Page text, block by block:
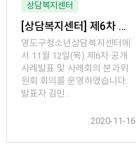
상담복지센터
[상담복지센터] 제6차 공개사례발표 및 사례회의 분과위원회 회의
영도구청소년상담복지센터에
서 11월 12일(목) 제6차 공개
사례발표 및 사례회의 분과위
원회 회의를 운영하였습니다.
발표자 김민..
2020-11-16